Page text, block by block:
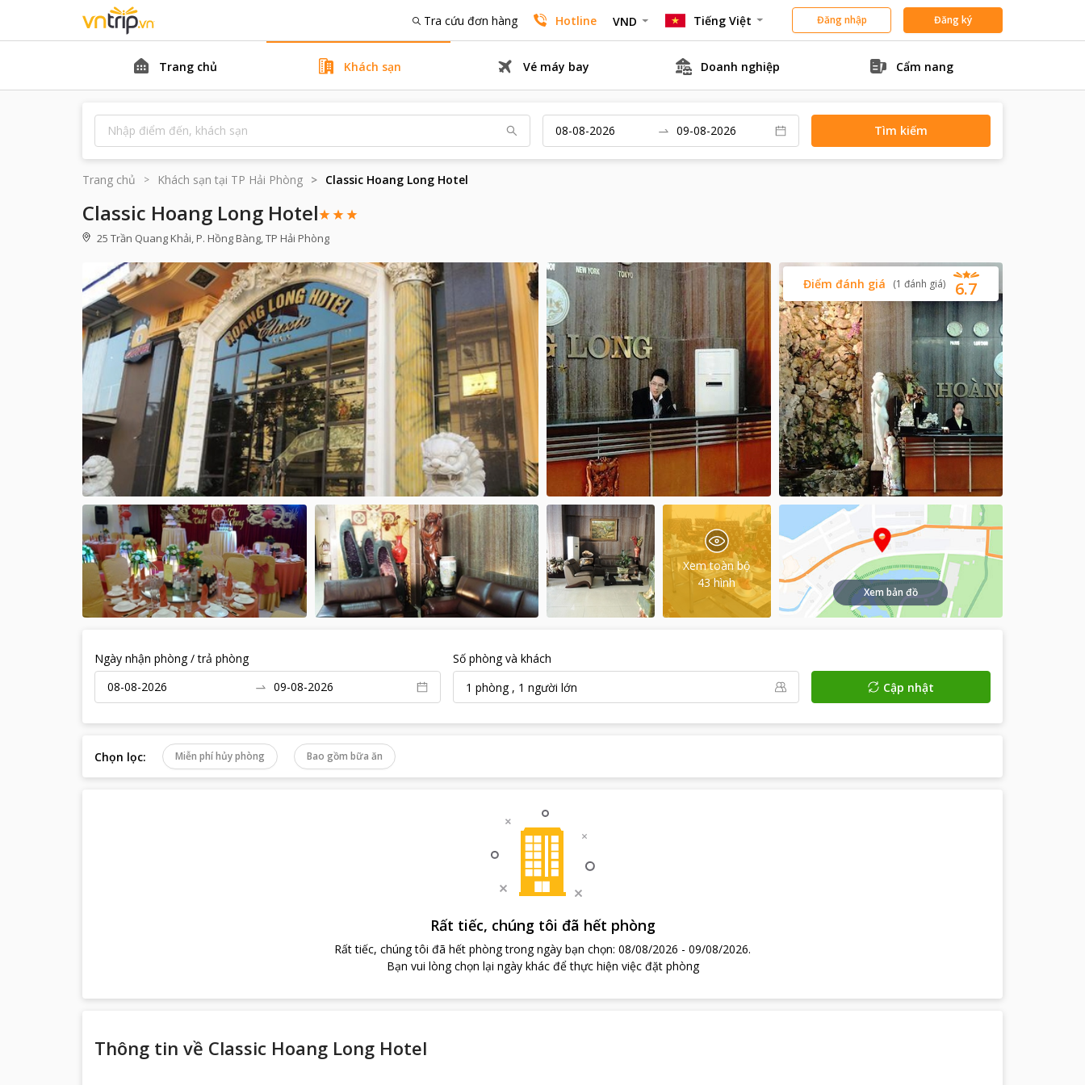
Tra cứu đơn hàng Hotline VND Tiếng Việt Đăng nhập Đăng ký
Trang chủ Khách sạn Vé máy bay Doanh nghiệp Cẩm nang
Tìm kiếm
Trang chủ Khách sạn tại TP Hải Phòng Classic Hoang Long Hotel
Classic Hoang Long Hotel
25 Trần Quang Khải, P. Hồng Bàng, TP Hải Phòng
6.7
Điểm đánh giá (1 đánh giá)
Xem toàn bộ
43 hình
Xem bản đồ
Ngày nhận phòng / trả phòng
Số phòng và khách
1 phòng, 1 người lớn Cập nhật
Chọn lọc: Miễn phí hủy phòng Bao gồm bữa ăn
Rất tiếc, chúng tôi đã hết phòng
Rất tiếc, chúng tôi đã hết phòng trong ngày bạn chọn: 08/08/2026 - 09/08/2026.
Bạn vui lòng chọn lại ngày khác để thực hiện việc đặt phòng
Thông tin về Classic Hoang Long Hotel